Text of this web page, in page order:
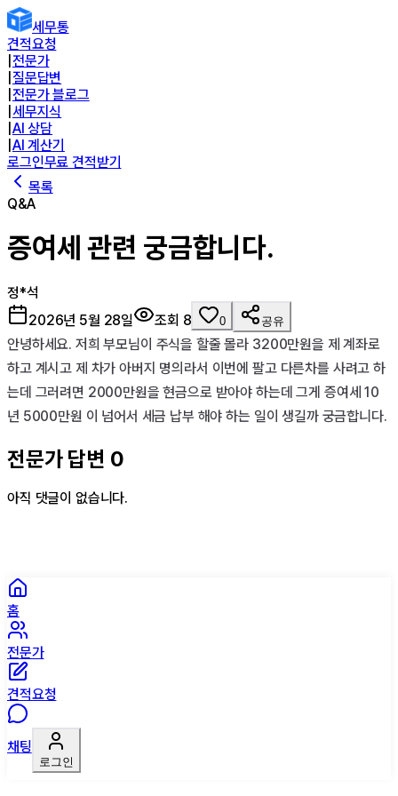
세무통
견적요청
전문가
질문답변
전문가 블로그
세무지식
AI 상담
AI 계산기
로그인무료 견적받기
목록
Q&A
증여세 관련 궁금합니다.
정*석
2026년 5월 28일
조회 8 0 공유
안녕하세요. 저희 부모님이 주식을 할줄 몰라 3200만원을 제 계좌로
하고 계시고 제 차가 아버지 명의라서 이번에 팔고 다른차를 사려고 하
는데 그러려면 2000만원을 현금으로 받아야 하는데 그게 증여세 10
년 5000만원 이 넘어서 세금 납부 해야 하는 일이 생길까 궁금합니다.
전문가 답변 0
아직 댓글이 없습니다.
홈
전문가
견적요청
채팅
로그인